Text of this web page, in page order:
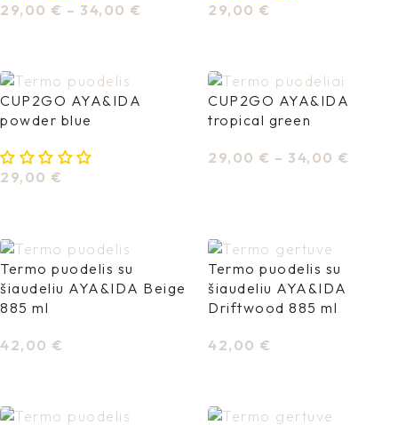
29,00 € – 34,00 € 29,00 €
CUP2GO AYA&IDA
powder blue
29,00 €
CUP2GO AYA&IDA
tropical green
29,00 € – 34,00 €
Termo puodelis su
šiaudeliu AYA&IDA Beige
885 ml
42,00 €
Termo puodelis su
šiaudeliu AYA&IDA
Driftwood 885 ml
42,00 €